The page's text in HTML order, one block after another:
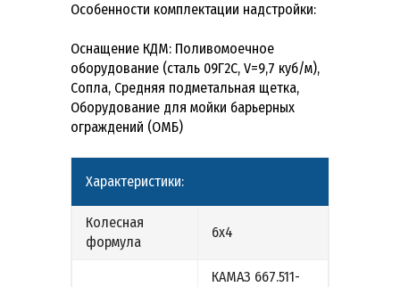
Особенности комплектации надстройки:
Оснащение КДМ: Поливомоечное
оборудование (сталь 09Г2С, V=9,7 куб/м),
Сопла, Средняя подметальная щетка,
Оборудование для мойки барьерных
ограждений (ОМБ)
Характеристики:
Колесная
формула
6х4
КАМАЗ 667.511-